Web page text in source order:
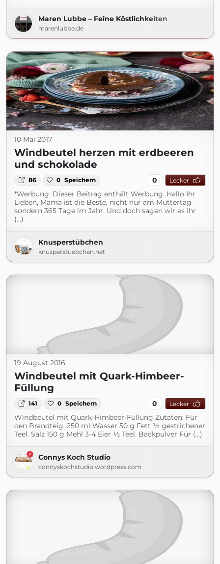
Maren Lubbe – Feine Köstlichkeiten
marenlubbe.de
10 Mai 2017
Windbeutel herzen mit erdbeeren
und schokolade
86 0 Speichern 0 Lecker
*Werbung: Dieser Beitrag enthält Werbung. Hallo Ihr
Lieben, Mama ist die Beste, nicht nur am Muttertag
sondern 365 Tage im Jahr. Und doch sagen wir es ihr
(...)
Knusperstübchen
knusperstuebchen.net
19 August 2016
Windbeutel mit Quark-Himbeer-
Füllung
141 0 Speichern 0 Lecker
Windbeutel mit Quark-Himbeer-Füllung Zutaten: Für
den Brandteig: 250 ml Wasser 50 g Fett ½ gestrichener
Teel. Salz 150 g Mehl 3-4 Eier ½ Teel. Backpulver Für (...)
Connys Koch Studio
connyskochstudio.wordpress.com